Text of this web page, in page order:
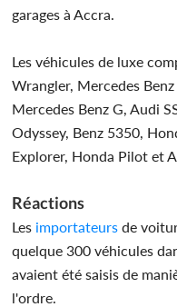
garages à Accra.
Les véhicules de luxe
Wrangler, Mercedes
Mercedes Benz G, Audi
Odyssey, Benz 5350,
Explorer, Honda Pilot et
Réactions
Les importateurs de
quelque 300 véhicules
avaient été saisis de
l'ordre.